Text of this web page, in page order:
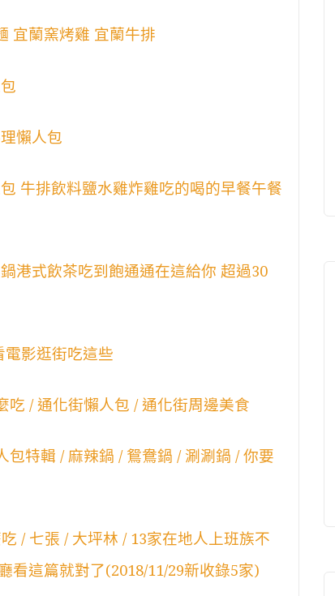
宜蘭窯烤雞 宜蘭牛排
懶人包
牛排飲料鹽水雞炸雞吃的喝的早餐午餐
港式飲茶吃到飽通通在這給你 超過30
電影逛街吃這些
吃 / 通化街懶人包 / 通化街周邊美食
特輯 / 麻辣鍋 / 鴛鴦鍋 / 涮涮鍋 / 你要
/ 七張 / 大坪林 / 13家在地人上班族不
看這篇就對了(2018/11/29新收錄5家)